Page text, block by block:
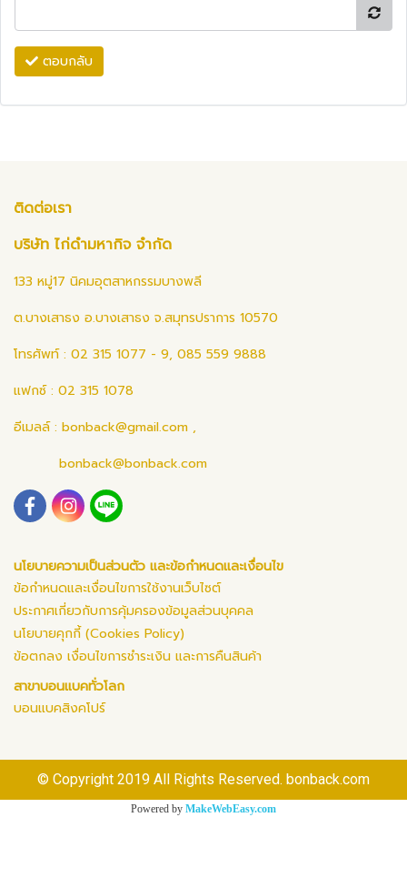
ตอบกลับ
ติดต่อเรา
บริษัท ไก่ดำมหากิจ จำกัด
133 หมู่17 นิคมอุตสาหกรรมบางพลี
ต.บางเสาธง อ.บางเสาธง จ.สมุทรปราการ 10570
โทรศัพท์ : 02 315 1077 - 9, 085 559 9888
แฟกซ์ : 02 315 1078
อีเมลล์ : bonback@gmail.com ,
bonback@bonback.com
นโยบายความเป็นส่วนตัว และข้อกำหนดและเงื่อนไข
ข้อกำหนดและเงื่อนไขการใช้งานเว็บไซต์
ประกาศเกี่ยวกับการคุ้มครองข้อมูลส่วนบุคคล
นโยบายคุกกี้ (Cookies Policy)
ข้อตกลง เงื่อนไขการชำระเงิน และการคืนสินค้า
สาขาบอนแบคทั่วโลก
บอนแบคสิงคโปร์
© Copyright 2019 All Rights Reserved. bonback.com
Powered by MakeWebEasy.com